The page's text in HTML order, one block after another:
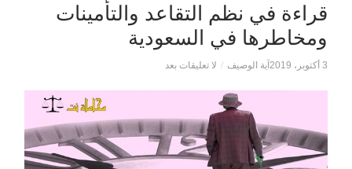
قراءة في نظم التقاعد والتأمينات
ومخاطرها في السعودية
3 أكتوبر، 2019 آية الوصيف / لا تعليقات بعد